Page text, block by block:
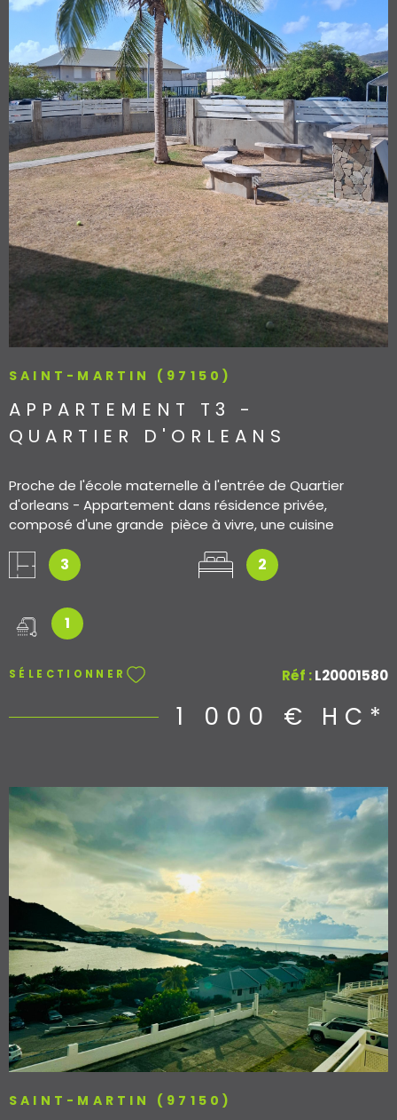
SAINT-MARTIN (97150)
APPARTEMENT T3 -
QUARTIER D'ORLEANS
Proche de l'école maternelle à l'entrée de Quartier
d'orleans - Appartement dans résidence privée,
composé d'une grande pièce à vivre, une cuisine
Une terrasse acces jardin collectif et cour exterieur. Les
informations sur les risques auxquels ce bien est exposé
3 2
1
SÉLECTIONNER Réf :L20001580
1 000 € HC*
VOIR LE BIEN
SAINT-MARTIN (97150)
VOIR LE BIEN